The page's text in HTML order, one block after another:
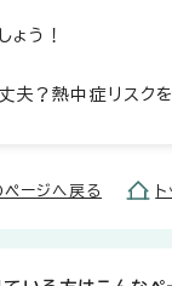
ょう！
夫？熱中症リスク
ージへ戻る